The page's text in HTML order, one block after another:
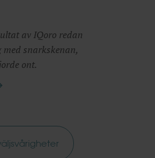
av IQoro redan
snarkskenan,
ont.